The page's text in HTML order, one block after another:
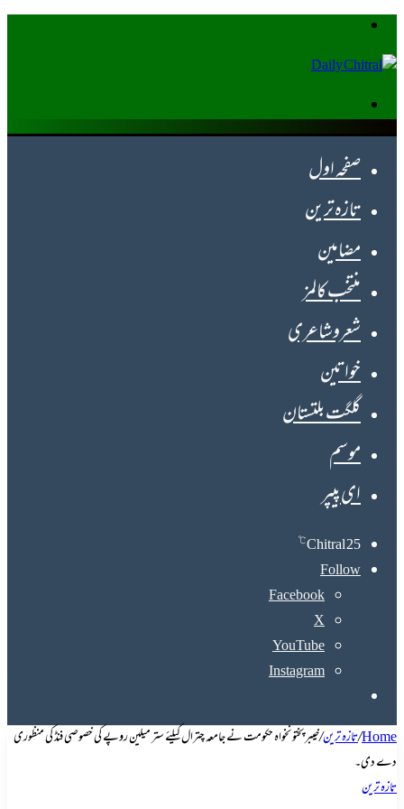
for
صفحہ اول
تازہ ترین
مضامین
منتخب کالمز
شعروشاعری
خواتین
گلگت بلتستان
موسم
ای پیپر
Chitral25
℃
Follow
Facebook
X
YouTube
Instagram
for
Home
/تازہ ترین/خیبرپختونخواہ حکومت نے جامعہ چترال کیلئے ستر میلین روپے کی خصوصی فنڈ کی منظوری
دے دی۔
تازہ ترین